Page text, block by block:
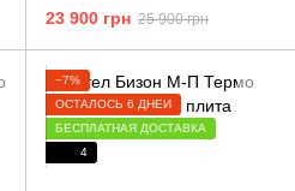
23 900 грн 25 900 грн
−7%
ОСТАЛОСЬ 6 ДНЕЙ
БЕСПЛАТНАЯ ДОСТАВКА
4